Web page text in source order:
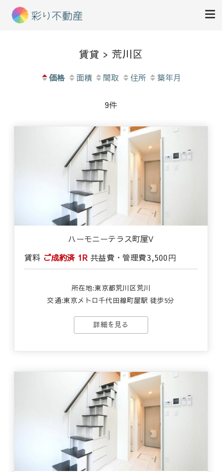
賃貸 > 荒川区
価格 面積 間取 住所 築年月
9件
ハーモニーテラス町屋Ⅴ
賃料 ご成約済 1R 共益費・管理費3,500円
所在地:東京都荒川区荒川
交通:東京メトロ千代田線町屋駅 徒歩5分
詳細を見る